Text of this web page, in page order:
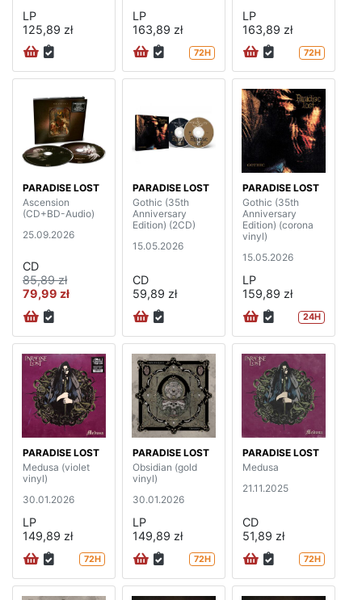
LP
125,89 zł
LP
163,89 zł
72H
LP
163,89 zł
72H
PARADISE LOST
Ascension
(CD+BD-Audio)
25.09.2026
CD
85,89 zł
79,99 zł
PARADISE LOST
Gothic (35th
Anniversary
Edition) (2CD)
15.05.2026
CD
59,89 zł
PARADISE LOST
Gothic (35th
Anniversary
Edition) (corona
vinyl)
15.05.2026
LP
159,89 zł
24H
PARADISE LOST
Medusa (violet
vinyl)
30.01.2026
LP
149,89 zł
72H
PARADISE LOST
Obsidian (gold
vinyl)
30.01.2026
LP
149,89 zł
72H
PARADISE LOST
Medusa
21.11.2025
CD
51,89 zł
72H